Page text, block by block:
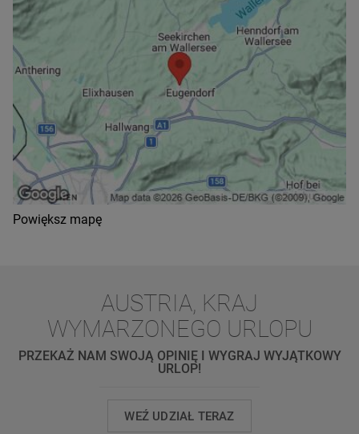
Powiększ mapę
AUSTRIA, KRAJ
WYMARZONEGO URLOPU
PRZEKAŻ NAM SWOJĄ OPINIĘ I WYGRAJ WYJĄTKOWY
URLOP!
WEŹ UDZIAŁ TERAZ